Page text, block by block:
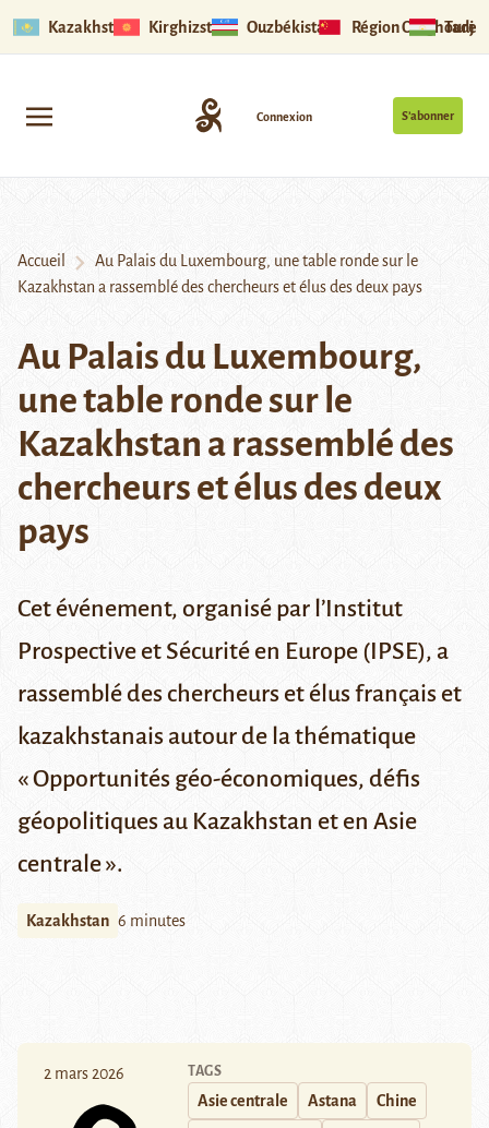
Kazakhstan Kirghizstan Ouzbékistan Région Ouïghoure
S’abonner
Connexion
Accueil
Au Palais du Luxembourg, une table ronde sur le
Kazakhstan a rassemblé des chercheurs et élus des deux pays
Au Palais du Luxembourg,
une table ronde sur le
Kazakhstan a rassemblé des
chercheurs et élus des deux
pays
Cet événement, organisé par l’Institut
Prospective et Sécurité en Europe (IPSE), a
rassemblé des chercheurs et élus français et
kazakhstanais autour de la thématique
« Opportunités géo-économiques, défis
géopolitiques au Kazakhstan et en Asie
centrale ».
Kazakhstan 6 minutes
2 mars 2026 TAGS
Asie centrale Astana Chine